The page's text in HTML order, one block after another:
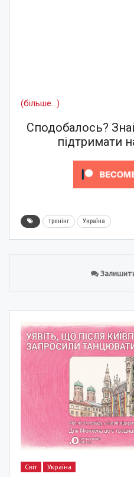
(більше…)
Сподобалось?
підтримати
тренінг Україна
Світ Україна